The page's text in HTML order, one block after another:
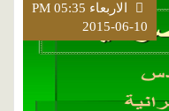
الاربعاء PM 05:35
2015-06-10